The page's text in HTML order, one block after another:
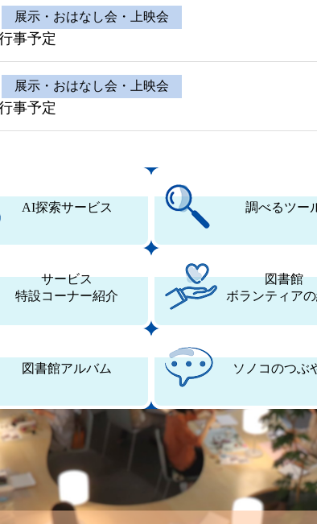
展示・おはなし会・上映会
事予定
展示・おはなし会・上映会
事予定
AI探索サービス 調べるツー
サービス
特設コーナー紹介
図書館
ボランティア
図書館アルバム ソノコのつぶ